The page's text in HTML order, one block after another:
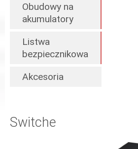
Obudowy na
akumulatory
Nowość
Listwa
bezpiecznikowa
Akcesoria
Switche